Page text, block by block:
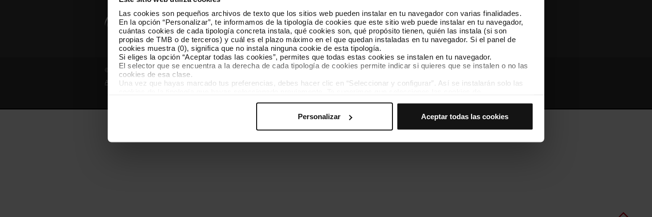
Las cookies son pequeños archivos de texto que los sitios web pueden instalar en tu navegador con varias finalidades.
En la opción “Personalizar”, te informamos de la tipología de cookies que este sitio web puede instalar en tu navegador,
cuántas cookies de cada tipología concreta instala, qué cookies son, qué propósito tienen, quién las instala (si son
propias de TMB o de terceros) y cuál es el plazo máximo en el que quedan instaladas en tu navegador. Si el panel de
cookies muestra (0), significa que no instala ninguna cookie de esta tipología.
Si eliges la opción “Aceptar todas las cookies”, permites que todas estas cookies se instalen en tu navegador.
El selector que se encuentra a la derecha de cada tipología de cookies permite indicar si quieres que se instalen o no las
cookies de esa clase.
Una vez que hayas marcado tus preferencias, debes hacer clic en “Seleccionar y configurar”. Así se instalarán solo las
personalización, porque permiten recordar tus opciones de navegación (como el idioma) y mejoran tu experiencia de
Las cookies necesarias son imprescindibles para el funcionamiento de la web y, por tanto, si no las aceptas, no puedes
“Gestor de cookies”, que encontrarás en el menú de la parte inferior de la web.
Personalizar Aceptar todas las cookies
Conócenos Contacta Otras webs de TMB
© Grupo TMB - Todos los derechos reservados
Aviso legal
Política de privacidad Política de cookies Gestor de cookies Accesibilidad Mapa web Webs de interés Intranet